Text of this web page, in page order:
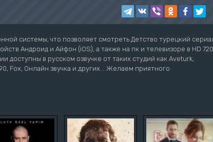
системы, что позволяет смотреть Детство турецкий
Андроид и Айфон (iOS), а также на пк и телевизоре в HD 720
доступны в русском озвучке от таких студий как Aveturk,
Fox, Онлайн звучка и других... Желаем приятного